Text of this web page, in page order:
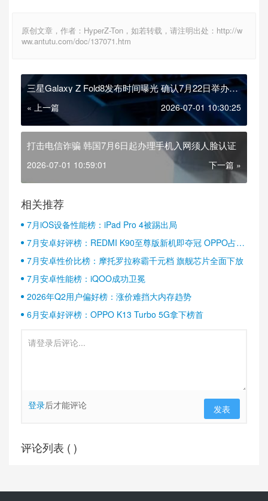
原创文章，作者：HyperZ-Ton，如若转载，请注明出处：http://w
ww.antutu.com/doc/137071.htm
三星Galaxy Z Fold8发布时间曝光 确认7月22日举办
Unpacked活动
« 上一篇 2026-07-01 10:30:25
打击电信诈骗 韩国7月6日起办理手机入网须人脸认证
2026-07-01 10:59:01 下一篇 »
相关推荐
7月iOS设备性能榜：iPad Pro 4被踢出局
7月安卓好评榜：REDMI K90至尊版新机即夺冠 OPPO占据
半壁江山
7月安卓性价比榜：摩托罗拉称霸千元档 旗舰芯片全面下放
7月安卓性能榜：iQOO成功卫冕
2026年Q2用户偏好榜：涨价难挡大内存趋势
6月安卓好评榜：OPPO K13 Turbo 5G拿下榜首
登录后才能评论 发表
评论列表 ( )